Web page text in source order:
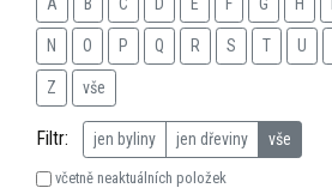
N O P Q R S T U
Z vše
Filtr: jen byliny jen dřeviny vše
včetně neaktuálních položek